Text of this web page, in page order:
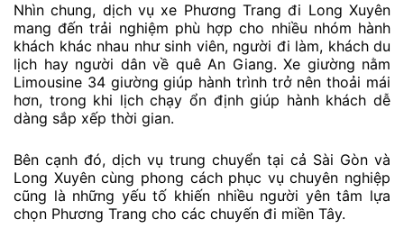
Nhìn chung, dịch vụ xe Phương Trang đi Long Xuyên
mang đến trải nghiệm phù hợp cho nhiều nhóm hành
khách khác nhau như sinh viên, người đi làm, khách du
lịch hay người dân về quê An Giang. Xe giường nằm
Limousine 34 giường giúp hành trình trở nên thoải mái
hơn, trong khi lịch chạy ổn định giúp hành khách dễ
dàng sắp xếp thời gian.
Bên cạnh đó, dịch vụ trung chuyển tại cả Sài Gòn và
Long Xuyên cùng phong cách phục vụ chuyên nghiệp
cũng là những yếu tố khiến nhiều người yên tâm lựa
chọn Phương Trang cho các chuyến đi miền Tây.